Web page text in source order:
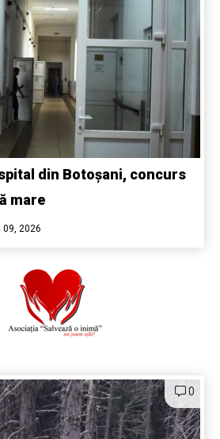
din Botoșani, concurs
mare
09, 2026
0